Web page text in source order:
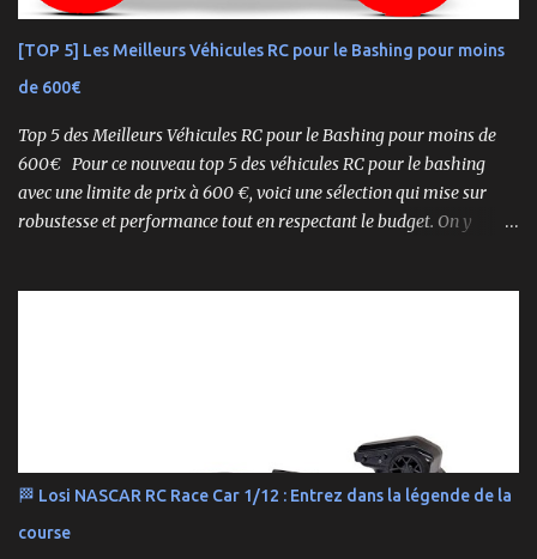
et une conduite précise , aussi bien sur piste que sur terrain
assemblé Moteur thermique KE21SP avec lanceur manuel
Électronique installée Carrosserie peinte et décorée Radio à volant
[TOP 5] Les Meilleurs Véhicules RC pour le Bashing pour moins
de 600€
Top 5 des Meilleurs Véhicules RC pour le Bashing pour moins de
600€ Pour ce nouveau top 5 des véhicules RC pour le bashing
avec une limite de prix à 600 €, voici une sélection qui mise sur
robustesse et performance tout en respectant le budget. On y
🏁 Losi NASCAR RC Race Car 1/12 : Entrez dans la légende de la
course